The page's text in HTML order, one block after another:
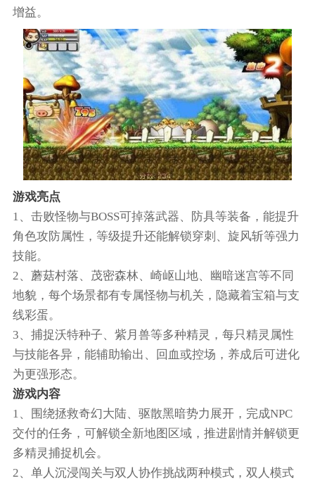
增益。
游戏亮点
1、击败怪物与BOSS可掉落武器、防具等装备，能提升
角色攻防属性，等级提升还能解锁穿刺、旋风斩等强力
技能。
2、蘑菇村落、茂密森林、崎岖山地、幽暗迷宫等不同
地貌，每个场景都有专属怪物与机关，隐藏着宝箱与支
线彩蛋。
3、捕捉沃特种子、紫月兽等多种精灵，每只精灵属性
与技能各异，能辅助输出、回血或控场，养成后可进化
为更强形态。
游戏内容
1、围绕拯救奇幻大陆、驱散黑暗势力展开，完成NPC
交付的任务，可解锁全新地图区域，推进剧情并解锁更
多精灵捕捉机会。
2、单人沉浸闯关与双人协作挑战两种模式，双人模式